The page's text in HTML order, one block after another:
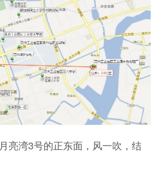
亮湾3号的正东面，风一吹，结